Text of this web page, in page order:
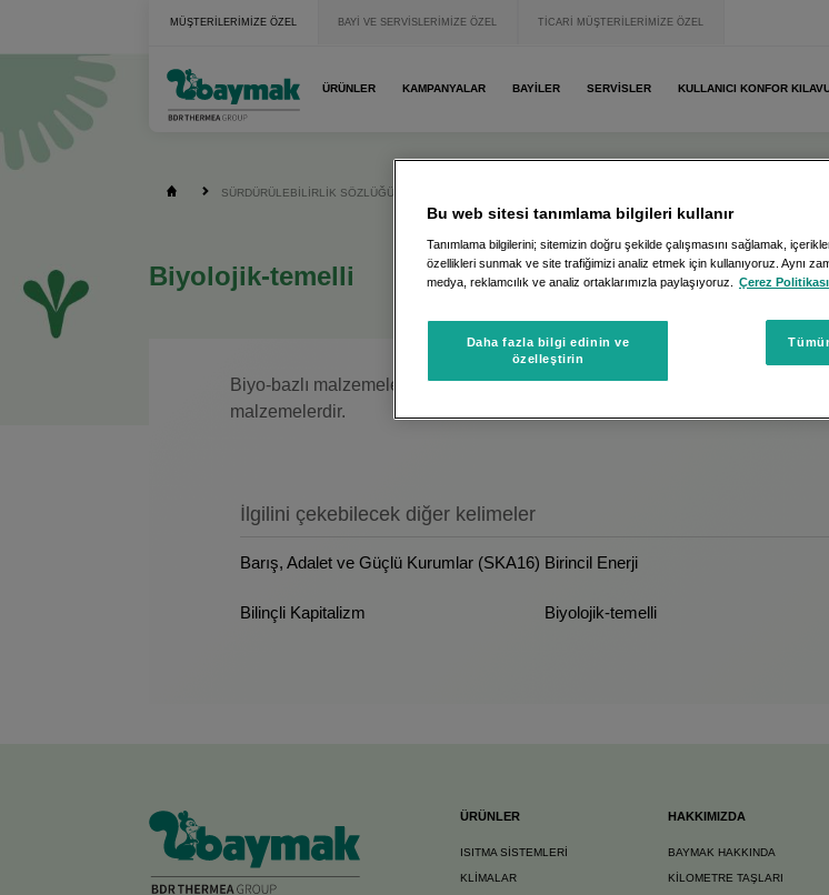
MÜŞTERİLERİMİZE ÖZEL BAYİ VE SERVİSLERİMİZE ÖZEL TİCARİ MÜŞTERİLERİMİZE ÖZEL
ÜRÜNLER KAMPANYALAR BAYİLER SERVİSLER KULLANICI KONFOR
SÜRDÜRÜLEBİLİRLİK SÖZLÜĞÜ
Biyolojik-temelli
Biyo-bazlı malzemeler, biyolojik veya yenilenebilir kaynaklardan; canlı
malzemelerdir.
İlgilini çekebilecek diğer kelimeler
Barış, Adalet ve Güçlü Kurumlar (SKA16) Birincil Enerji
Bilinçli Kapitalizm Biyolojik-temelli
ÜRÜNLER
ISITMA SİSTEMLERİ
KLİMALAR
HAKKIMIZDA
BAYMAK HAKKINDA
KİLOMETRE TAŞLARI
Bu web sitesi tanımlama bilgileri kullanır
Tanımlama bilgilerini; sitemizin doğru şekilde çalışmasını sağlamak,
özellikleri sunmak ve site trafiğimizi analiz etmek için kullanıyoruz. Aynı
medya, reklamcılık ve analiz ortaklarımızla paylaşıyoruz.
Çerez Politikası
Daha fazla bilgi edinin ve
özelleştirin